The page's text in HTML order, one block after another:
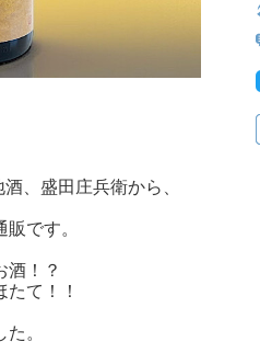
、盛田庄兵衛から、
です。
酒！？
て！！
。